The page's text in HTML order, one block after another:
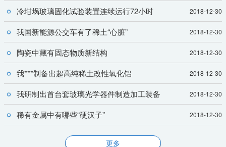
冷坩埚玻璃固化试验装置连续运行72小时 2018-12-30
我国新能源公交车有了稀土“心脏” 2018-12-30
陶瓷中藏有固态物质新结构 2018-12-30
我***制备出超高纯稀土改性氧化铝 2018-12-30
我研制出首台套玻璃光学器件制造加工装备 2018-12-30
稀有金属中有哪些“硬汉子” 2018-12-30
更多